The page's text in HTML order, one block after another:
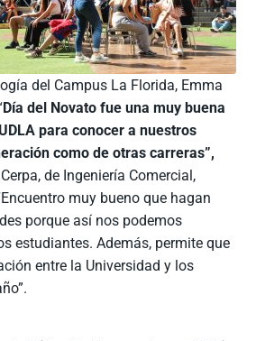
del Campus La Florida, Emma
Día del Novato fue una muy buena
para conocer a nuestros
como de otras carreras”,
de Ingeniería Comercial,
muy bueno que hagan
porque así nos podemos
estudiantes. Además, permite que
entre la Universidad y los